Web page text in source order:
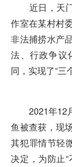
近日，天门
作室在某村村
非法捕捞水产
法、行政争议
同，实现了“三
2021年12
鱼被查获，现
其犯罪情节轻
决定，为防止